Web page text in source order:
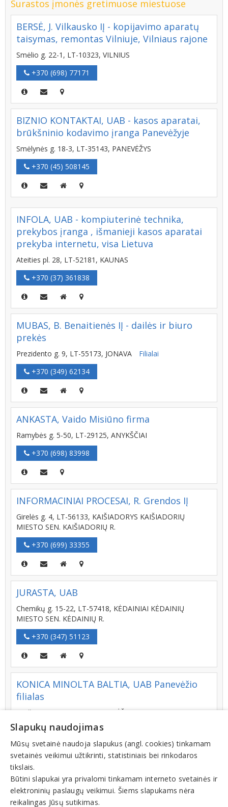
Surastos įmonės gretimuose miestuose
BERSĖ, J. Vilkausko IĮ - kopijavimo aparatų
taisymas, remontas Vilniuje, Vilniaus rajone
Smėlio g. 22-1, LT-10323, VILNIUS
+370 (698) 77171
BIZNIO KONTAKTAI, UAB - kasos aparatai,
brūkšninio kodavimo įranga Panevėžyje
Smėlynės g. 18-3, LT-35143, PANEVĖŽYS
+370 (45) 508145
INFOLA, UAB - kompiuterinė technika,
prekybos įranga , išmanieji kasos aparatai
prekyba internetu, visa Lietuva
Ateities pl. 28, LT-52181, KAUNAS
+370 (37) 361838
MUBAS, B. Benaitienės IĮ - dailės ir biuro
prekės
Prezidento g. 9, LT-55173, JONAVA
Filialai
+370 (349) 62134
ANKASTA, Vaido Misiūno firma
Ramybės g. 5-50, LT-29125, ANYKŠČIAI
+370 (698) 83998
INFORMACINIAI PROCESAI, R. Grendos IĮ
Girelės g. 4, LT-56133, KAIŠIADORYS KAIŠIADORIŲ
MIESTO SEN. KAIŠIADORIŲ R.
+370 (699) 33355
JURASTA, UAB
Chemikų g. 15-22, LT-57418, KĖDAINIAI KĖDAINIŲ
MIESTO SEN. KĖDAINIŲ R.
+370 (347) 51123
KONICA MINOLTA BALTIA, UAB Panevėžio
filialas
Beržų g. 38, LT-36202, PANEVĖŽYS
+370 (45) 435917
EDVIELĖ, UAB
Aukštaičių g. 80-49, LT-36115, PANEVĖŽYS
Slapukų naudojimas
Mūsų svetainė naudoja slapukus (angl. cookies) tinkamam
svetainės veikimui užtikrinti, statistiniais bei rinkodaros
tikslais.
Būtini slapukai yra privalomi tinkamam interneto svetainės ir
elektroninių paslaugų veikimui. Šiems slapukams nėra
reikalingas Jūsų sutikimas.